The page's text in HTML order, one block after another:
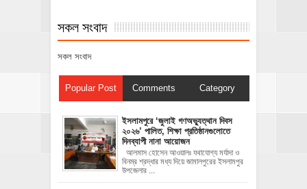
সকল সংবাদ
সকল সংবাদ
Popular Post Comments Category
‎ইসলামপুরে ‘জুলাই গণঅভ্যুত্থান দিবস
২০২৬’ পালিত, শিক্ষা প্রতিষ্ঠানগুলোতে
দিনব্যাপী নানা আয়োজন
‎​আলমাস হোসেন আওয়ালঃ‎ ‎​যথাযোগ্য মর্যাদা ও
বিনম্র শ্রদ্ধার মধ্য দিয়ে জামালপুরের ইসলামপুর
উপজেলার ...